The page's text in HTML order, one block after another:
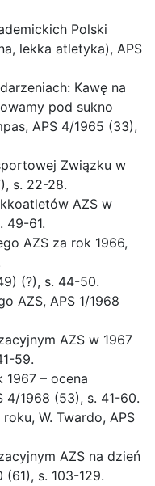
Polski
lekka atletyka), APS
Kawę na
pod sukno
APS 4/1965 (33),
Związku w
s. 22-28.
AZS w
49-61.
AZS za rok 1966,
(?), s. 44-50.
AZS, APS 1/1968
AZS w 1967
59.
1967 – ocena
4/1968 (53), s. 41-60.
W. Twardo, APS
AZS na dzień
(61), s. 103-129.